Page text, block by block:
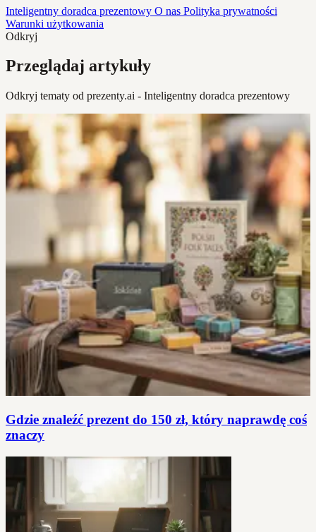
Inteligentny doradca prezentowy O nas Polityka prywatności
Warunki użytkowania
Odkryj
Przeglądaj artykuły
Odkryj tematy od prezenty.ai - Inteligentny doradca prezentowy
Gdzie znaleźć prezent do 150 zł, który naprawdę coś
znaczy